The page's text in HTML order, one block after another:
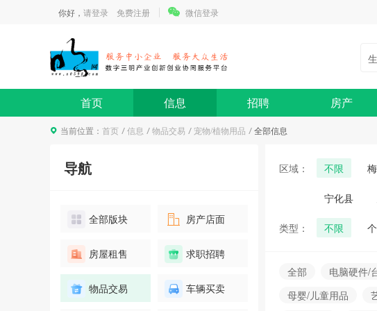
你好， 请登录 免费注册 微信登录
首页 信息 招聘 房产
当前位置： 首页 信息 物品交易 宠物/植物用品 全部信息
导航
全部版块 房产店面
房屋租售 求职招聘
物品交易 车辆买卖
关于举办智能制造基础及工业
通知
《新收入准则深度解读、案例
分析及税会差异分析》课程分
享
区域： 不限
宁化县
类型： 不限
全部 电脑硬件/
母婴/儿童用品